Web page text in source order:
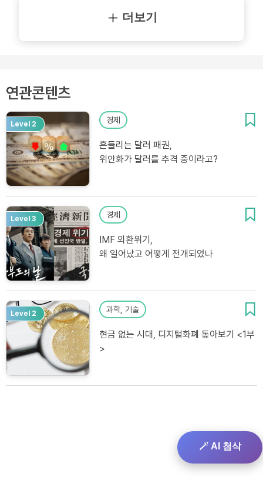
더보기
연관콘텐츠
Level 2 경제
흔들리는 달러 패권,
위안화가 달러를 추격 중이라고?
Level 3 경제
IMF 외환위기,
왜 일어났고 어떻게 전개되었나
Level 2 과학, 기술
현금 없는 시대, 디지털화폐 톺아보기 <1부
>
🪄 AI 첨삭